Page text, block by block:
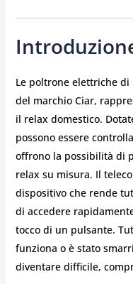
Le poltrone elettriche
del marchio Ciar,
il relax domestico.
possono essere
offrono la possibilità di
relax su misura. Il
dispositivo che rende
di accedere
tocco di un pulsante.
funziona o è stato
diventare difficile,